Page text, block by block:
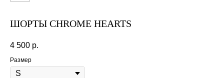
ШОРТЫ CHROME HEARTS
4 500 р.
Размер